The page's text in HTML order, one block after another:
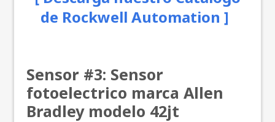
de Rockwell Automation ]
Sensor #3: Sensor
fotoelectrico marca Allen
Bradley modelo 42jt